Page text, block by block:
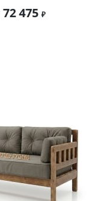
72 475